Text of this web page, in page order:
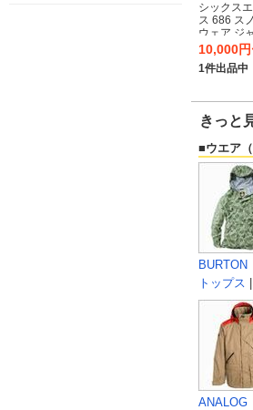
シックス
ス 686 ス
ウェア ジ
ンズ Hydra
M2W110
10,000
1件出品中
きっと
■ウエア（
BURTON
トップス
ANALOG